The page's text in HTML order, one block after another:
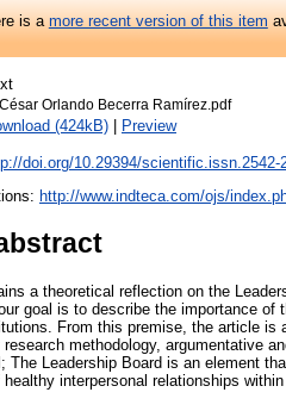
is amore recent version of this item
Orlando Becerra Ramírez.pdf
(424kB) Preview
doi.org/10.29394/scientific.issn.2542-
http://www.indteca.com/ojs/
a theoretical reflection on the
goal is to describe the importance
From this premise, the article is
methodology, argumentative
The Leadership Board is an element
healthy interpersonal relationships